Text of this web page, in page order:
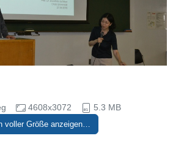
4608x3072 5.3 MB
voller Größe anzeigen…